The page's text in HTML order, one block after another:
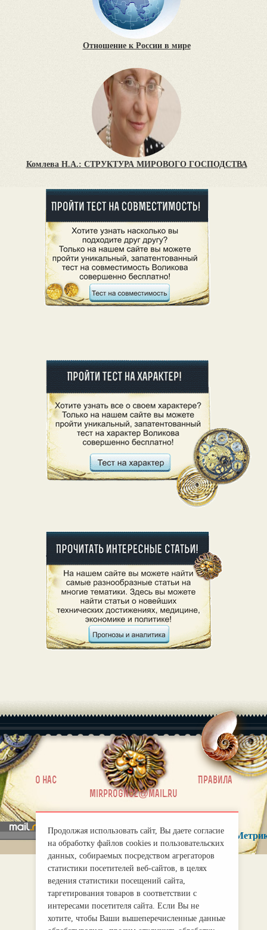
Отношение к России в мире
Комлева Н.А.: СТРУКТУРА МИРОВОГО ГОСПОДСТВА
О нас |
Правила
mirprognoz@mail.ru
Продолжая использовать сайт, Вы даете согласие
на обработку файлов cookies и пользовательских
данных, собираемых посредством агрегаторов
статистики посетителей веб-сайтов, в целях
ведения статистики посещений сайта,
таргетирования товаров в соответствии с
интересами посетителя сайта. Если Вы не
хотите, чтобы Ваши вышеперечисленные данные